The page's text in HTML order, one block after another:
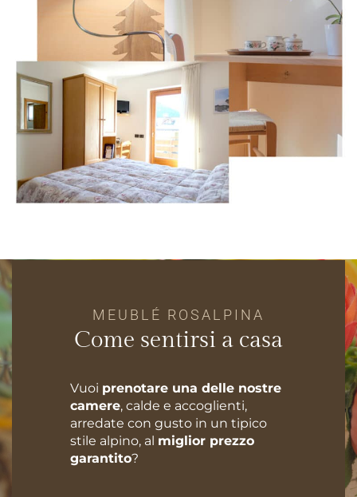
MEUBLÉ ROSALPINA
Come sentirsi a casa
Vuoi prenotare una delle nostre
camere, calde e accoglienti,
arredate con gusto in un tipico
stile alpino, al miglior prezzo
garantito?